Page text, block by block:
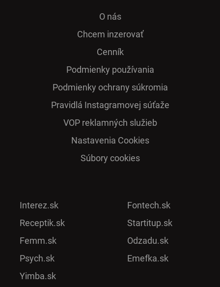
O nás
Chcem inzerovať
Cenník
Podmienky používania
Podmienky ochrany súkromia
Pra­vidlá Ins­ta­gra­mo­vej sú­ťaže
VOP reklamných služieb
Nastavenia Cookies
Súbory cookies
Interez.sk
Receptik.sk
Femm.sk
Psych.sk
Yimba.sk
Fontech.sk
Startitup.sk
Odzadu.sk
Emefka.sk